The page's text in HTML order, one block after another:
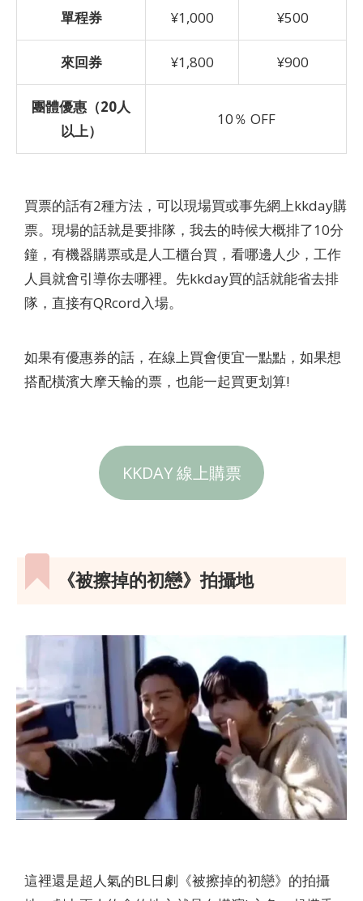
單程券 ¥1,000 ¥500
來回券 ¥1,800 ¥900
團體優惠（20人
以上）
10％ OFF
買票的話有2種方法，可以現場買或事先網上kkday購
票。現場的話就是要排隊，我去的時候大概排了10分
鐘，有機器購票或是人工櫃台買，看哪邊人少，工作
人員就會引導你去哪裡。先kkday買的話就能省去排
隊，直接有QRcord入場。
如果有優惠券的話，在線上買會便宜一點點，如果想
搭配橫濱大摩天輪的票，也能一起買更划算!
KKDAY 線上購票
《被擦掉的初戀》拍攝地
這裡還是超人氣的BL日劇《被擦掉的初戀》的拍攝